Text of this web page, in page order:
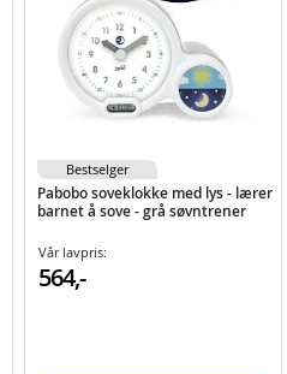
Pabobo soveklokke med lys - lærer
barnet å sove - grå søvntrener
Vår lavpris:
564,-
Bestselger